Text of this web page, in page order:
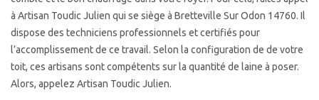
à Artisan Toudic Julien qui se siège à Bretteville Sur Odon 14760. Il
dispose des techniciens professionnels et certifiés pour
l’accomplissement de ce travail. Selon la configuration de de votre
toit, ces artisans sont compétents sur la quantité de laine à poser.
Alors, appelez Artisan Toudic Julien.